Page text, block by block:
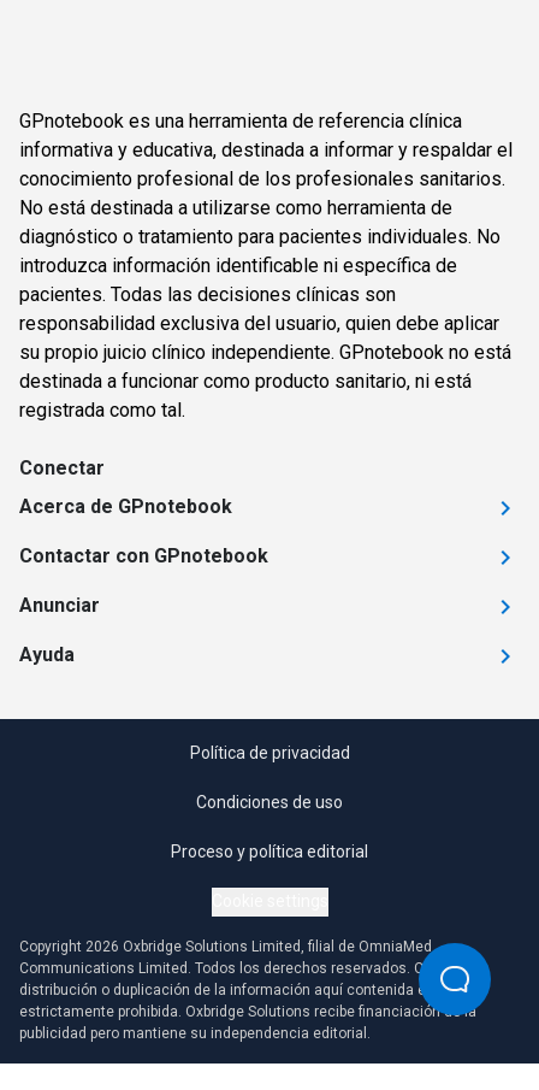
GPnotebook es una herramienta de referencia clínica
informativa y educativa, destinada a informar y respaldar el
conocimiento profesional de los profesionales sanitarios.
No está destinada a utilizarse como herramienta de
diagnóstico o tratamiento para pacientes individuales. No
introduzca información identificable ni específica de
pacientes. Todas las decisiones clínicas son
responsabilidad exclusiva del usuario, quien debe aplicar
su propio juicio clínico independiente. GPnotebook no está
destinada a funcionar como producto sanitario, ni está
registrada como tal.
Conectar
Acerca de GPnotebook
Contactar con GPnotebook
Anunciar
Ayuda
Política de privacidad
Condiciones de uso
Proceso y política editorial
Copyright 2026 Oxbridge Solutions Limited, filial de OmniaMed
Communications Limited. Todos los derechos reservados. Cualquier
distribución o duplicación de la información aquí contenida está
estrictamente prohibida. Oxbridge Solutions recibe financiación de la
publicidad pero mantiene su independencia editorial.